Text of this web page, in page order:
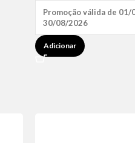
Promoção válida de
30/08/2026
Adicionar